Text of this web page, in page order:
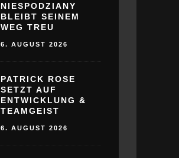
NIESPODZIANY
BLEIBT SEINEM
WEG TREU
6. AUGUST 2026
PATRICK ROSE
SETZT AUF
ENTWICKLUNG &
TEAMGEIST
6. AUGUST 2026